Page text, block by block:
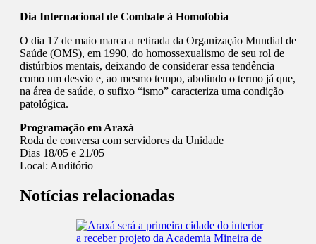
Dia Internacional de Combate à Homofobia
O dia 17 de maio marca a retirada da Organização Mundial de
Saúde (OMS), em 1990, do homossexualismo de seu rol de
distúrbios mentais, deixando de considerar essa tendência
como um desvio e, ao mesmo tempo, abolindo o termo já que,
na área de saúde, o sufixo “ismo” caracteriza uma condição
patológica.
Programação em Araxá
Roda de conversa com servidores da Unidade
Dias 18/05 e 21/05
Local: Auditório
Notícias relacionadas